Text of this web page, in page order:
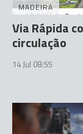
MADEIRA
Via Rápida
circulação
14 Jul 08:55